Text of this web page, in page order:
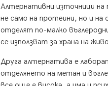
Алтернативни източници
не само на протеини, но и
отделят по-малко
се използват за храна на
Друга алтернатива е
отделянето на метан и